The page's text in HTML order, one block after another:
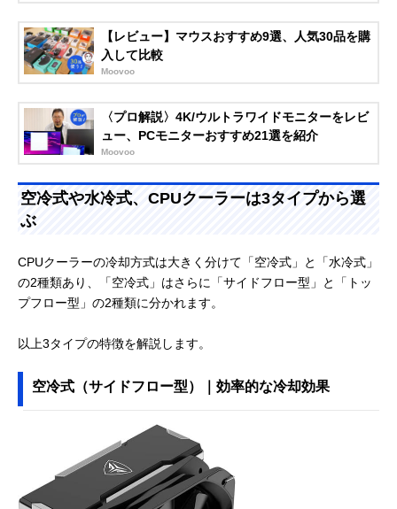
【レビュー】マウスおすすめ9選、人気30品を購
入して比較
Moovoo
〈プロ解説〉4K/ウルトラワイドモニターをレビ
ュー、PCモニターおすすめ21選を紹介
Moovoo
空冷式や水冷式、CPUクーラーは3タイプから選
ぶ
CPUクーラーの冷却方式は大きく分けて「空冷式」と「水冷式」
の2種類あり、「空冷式」はさらに「サイドフロー型」と「トッ
プフロー型」の2種類に分かれます。
以上3タイプの特徴を解説します。
空冷式（サイドフロー型）｜効率的な冷却効果